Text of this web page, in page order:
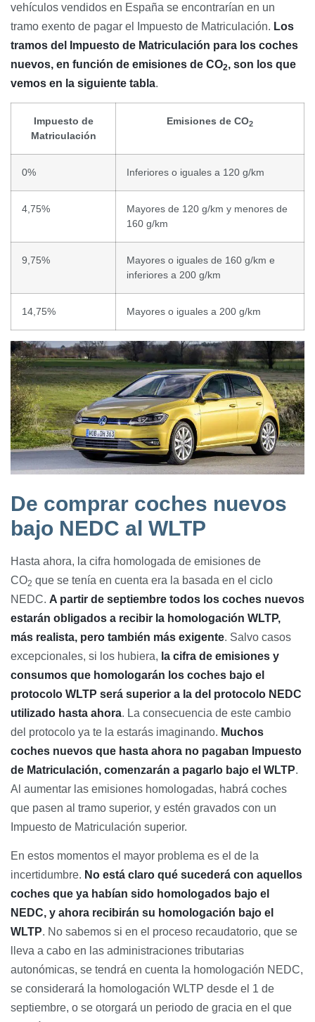
vehículos vendidos en España se encontrarían en un
tramo exento de pagar el Impuesto de Matriculación. Los
tramos del Impuesto de Matriculación para los coches
nuevos, en función de emisiones de CO2, son los que
vemos en la siguiente tabla.
Impuesto de
Matriculación
Emisiones de CO2
0% Inferiores o iguales a 120 g/km
4,75%
Mayores de 120 g/km y menores de
160 g/km
9,75%
Mayores o iguales de 160 g/km e
inferiores a 200 g/km
14,75% Mayores o iguales a 200 g/km
De comprar coches nuevos
bajo NEDC al WLTP
Hasta ahora, la cifra homologada de emisiones de
CO2 que se tenía en cuenta era la basada en el ciclo
NEDC. A partir de septiembre todos los coches nuevos
estarán obligados a recibir la homologación WLTP,
más realista, pero también más exigente. Salvo casos
excepcionales, si los hubiera, la cifra de emisiones y
consumos que homologarán los coches bajo el
protocolo WLTP será superior a la del protocolo NEDC
utilizado hasta ahora. La consecuencia de este cambio
del protocolo ya te la estarás imaginando. Muchos
coches nuevos que hasta ahora no pagaban Impuesto
de Matriculación, comenzarán a pagarlo bajo el WLTP.
Al aumentar las emisiones homologadas, habrá coches
que pasen al tramo superior, y estén gravados con un
Impuesto de Matriculación superior.
En estos momentos el mayor problema es el de la
incertidumbre. No está claro qué sucederá con aquellos
coches que ya habían sido homologados bajo el
NEDC, y ahora recibirán su homologación bajo el
WLTP. No sabemos si en el proceso recaudatorio, que se
lleva a cabo en las administraciones tributarias
autonómicas, se tendrá en cuenta la homologación NEDC,
se considerará la homologación WLTP desde el 1 de
septiembre, o se otorgará un periodo de gracia en el que